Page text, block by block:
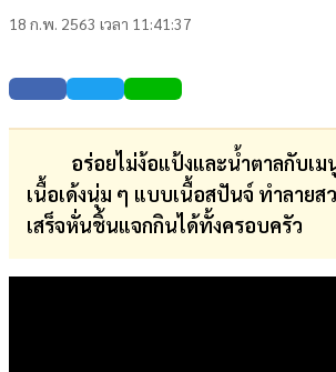
18 ก.พ. 2563 เวลา 11:41:37
อร่อยไม่ง้อแป้งและน้ำตาลกับเม
เนื้อเด้งนุ่ม ๆ แบบเนื้อสปันจ์ ทำลายส
เสร็จหั่นชิ้นแจกกินได้ทั้งครอบครัว
บันเทิง
ตรวจ
ผล
บอล
สด